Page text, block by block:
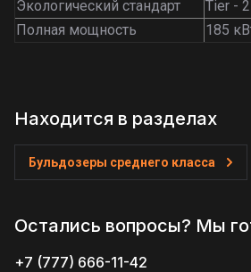
Экологический стандарт
Tier -
Полная мощность
185
Находится в разделах
Бульдозеры среднего класса
Остались вопросы? Мы
+7 (777) 666-11-42